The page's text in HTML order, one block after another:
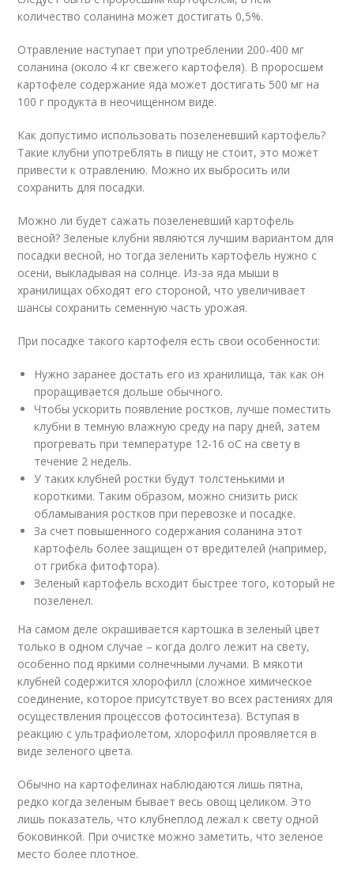
количество соланина может достигать 0,5%.
Отравление наступает при употреблении 200-400 мг
соланина (около 4 кг свежего картофеля). В проросшем
картофеле содержание яда может достигать 500 мг на
100 г продукта в неочищенном виде.
Как допустимо использовать позеленевший картофель?
Такие клубни употреблять в пищу не стоит, это может
привести к отравлению. Можно их выбросить или
сохранить для посадки.
Можно ли будет сажать позеленевший картофель
весной? Зеленые клубни являются лучшим вариантом для
посадки весной, но тогда зеленить картофель нужно с
осени, выкладывая на солнце. Из-за яда мыши в
хранилищах обходят его стороной, что увеличивает
шансы сохранить семенную часть урожая.
При посадке такого картофеля есть свои особенности:
Нужно заранее достать его из хранилища, так как он
проращивается дольше обычного.
Чтобы ускорить появление ростков, лучше поместить
клубни в темную влажную среду на пару дней, затем
прогревать при температуре 12-16 оС на свету в
течение 2 недель.
У таких клубней ростки будут толстенькими и
короткими. Таким образом, можно снизить риск
обламывания ростков при перевозке и посадке.
За счет повышенного содержания соланина этот
картофель более защищен от вредителей (например,
от грибка фитофтора).
Зеленый картофель всходит быстрее того, который не
позеленел.
На самом деле окрашивается картошка в зеленый цвет
только в одном случае – когда долго лежит на свету,
особенно под яркими солнечными лучами. В мякоти
клубней содержится хлорофилл (сложное химическое
соединение, которое присутствует во всех растениях для
осуществления процессов фотосинтеза). Вступая в
реакцию с ультрафиолетом, хлорофилл проявляется в
виде зеленого цвета.
Обычно на картофелинах наблюдаются лишь пятна,
редко когда зеленым бывает весь овощ целиком. Это
лишь показатель, что клубнеплод лежал к свету одной
боковинкой. При очистке можно заметить, что зеленое
место более плотное.